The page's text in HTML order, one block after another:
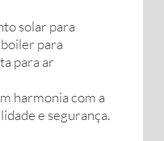
solar para
para
para ar
harmonia com a
e segurança.